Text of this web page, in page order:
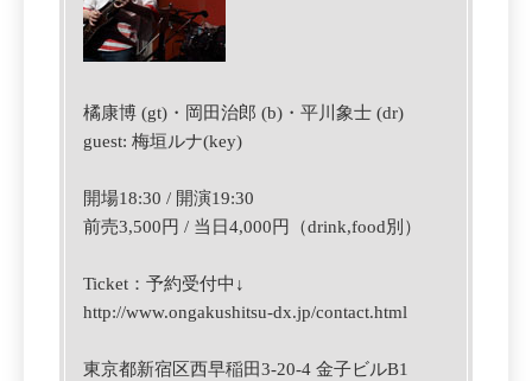
橘康博 (gt)・岡田治郎 (b)・平川象士 (dr)
guest: 梅垣ルナ(key)
開場18:30 / 開演19:30
前売3,500円 / 当日4,000円（drink,food別）
Ticket：予約受付中↓
http://www.ongakushitsu-dx.jp/contact.html
東京都新宿区西早稲田3-20-4 金子ビルB1